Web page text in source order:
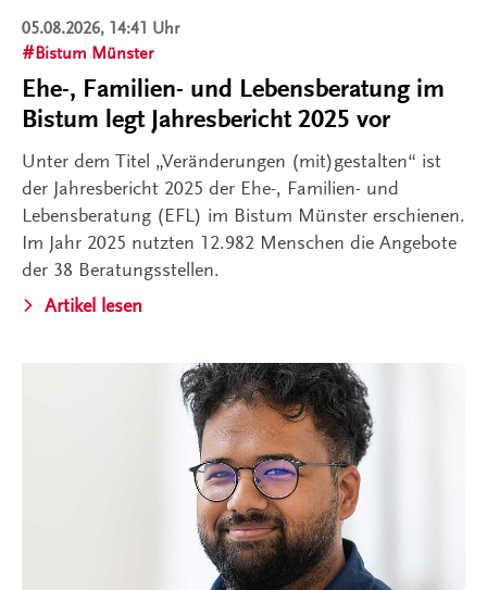
05.08.2026, 14:41 Uhr
Bistum Münster
Ehe-, Familien- und Lebensberatung im
Bistum legt Jahresbericht 2025 vor
Unter dem Titel „Veränderungen (mit)gestalten“ ist
der Jahresbericht 2025 der Ehe-, Familien- und
Lebensberatung (EFL) im Bistum Münster erschienen.
Im Jahr 2025 nutzten 12.982 Menschen die Angebote
der 38 Beratungsstellen.
Artikel lesen